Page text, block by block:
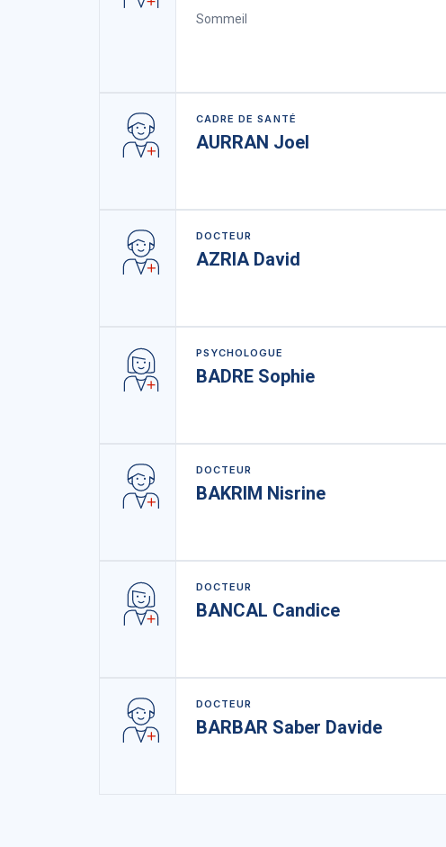
Sommeil
CADRE DE SANTÉ
AURRAN Joel
DOCTEUR
AZRIA David
PSYCHOLOGUE
BADRE Sophie
DOCTEUR
BAKRIM Nisrine
DOCTEUR
BANCAL Candice
DOCTEUR
BARBAR Saber Davide